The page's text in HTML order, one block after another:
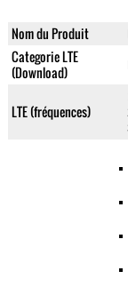
Nom du Produit
Categorie LTE
(Download)
LTE (fréquences)